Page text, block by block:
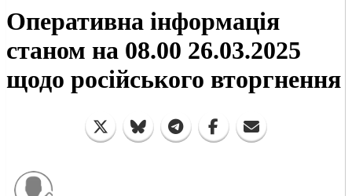
Оперативна інформація
станом на 08.00 26.03.2025
щодо російського вторгнення